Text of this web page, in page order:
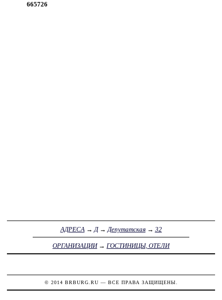
665726
АДРЕСА → Д→ Депутатская→ 32
ОРГАНИЗАЦИИ→ ГОСТИНИЦЫ, ОТЕЛИ
© 2014 BRBURG.RU — ВСЕ ПРАВА ЗАЩИЩЕНЫ.